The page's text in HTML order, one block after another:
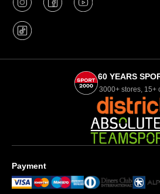
60 YEARS
3000+ stores, 15+
Payment